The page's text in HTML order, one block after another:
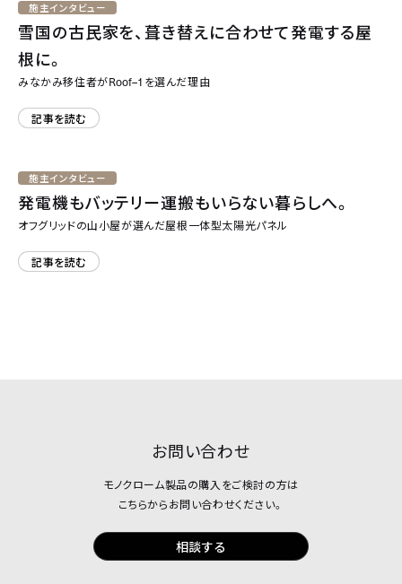
施主インタビュー
雪国の古民家を、葺き替えに合わせて発電する屋
根に。
みなかみ移住者がRoof–1 を選んだ理由
記事を読む
施主インタビュー
発電機もバッテリー運搬もいらない暮らしへ。
オフグリッドの山小屋が選んだ屋根一体型太陽光パネル
記事を読む
お問い合わせ
モノクローム製品の購入をご検討の方は
こちらからお問い合わせください。
相談する